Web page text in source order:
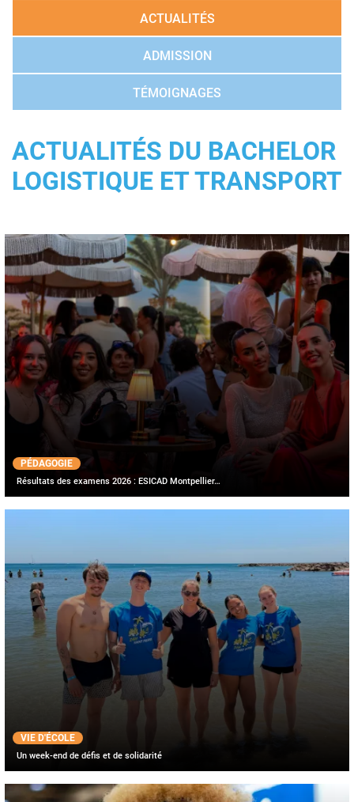
ACTUALITÉS
ADMISSION
TÉMOIGNAGES
ACTUALITÉS DU BACHELOR
LOGISTIQUE ET TRANSPORT
PÉDAGOGIE
Résultats des examens 2026 : ESICAD Montpellier…
VIE D'ÉCOLE
Un week-end de défis et de solidarité